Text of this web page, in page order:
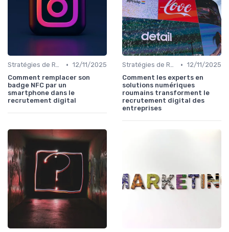
Stratégies de Recrutement Digital • 12/11/2025
Comment remplacer son
badge NFC par un
smartphone dans le
recrutement digital
Stratégies de Recrutement Digital • 12/11/2025
Comment les experts en
solutions numériques
roumains transforment le
recrutement digital des
entreprises